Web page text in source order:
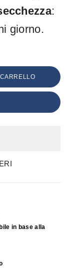
:
giorno.
in base alla